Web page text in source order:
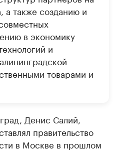
а также созданию и
в экономику
и
товарами и
Денис Салий,
правительство
в Москве в прошлом